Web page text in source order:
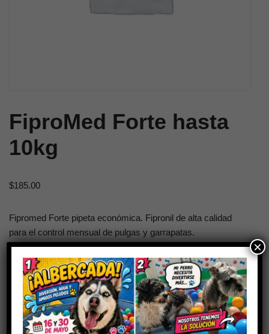
FiproMed Forte hasta
10kg
$185.00
Fipromed Forte pipeta económica. Fipronil de alta calidad
para el control mensual de pulgas y garrapatas.
Sin existencias
SKU:FAR-MEDERILAB-FIPROMEDFORTE-2ML
Categorías:Antiparasitarios y pulguicidas ,Farmacia,Venta libre
×